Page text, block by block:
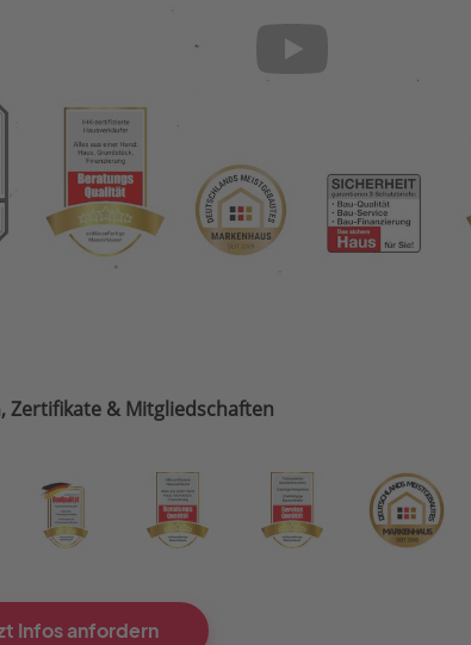
Zertifikate & Mitgliedschaften
Infos anfordern